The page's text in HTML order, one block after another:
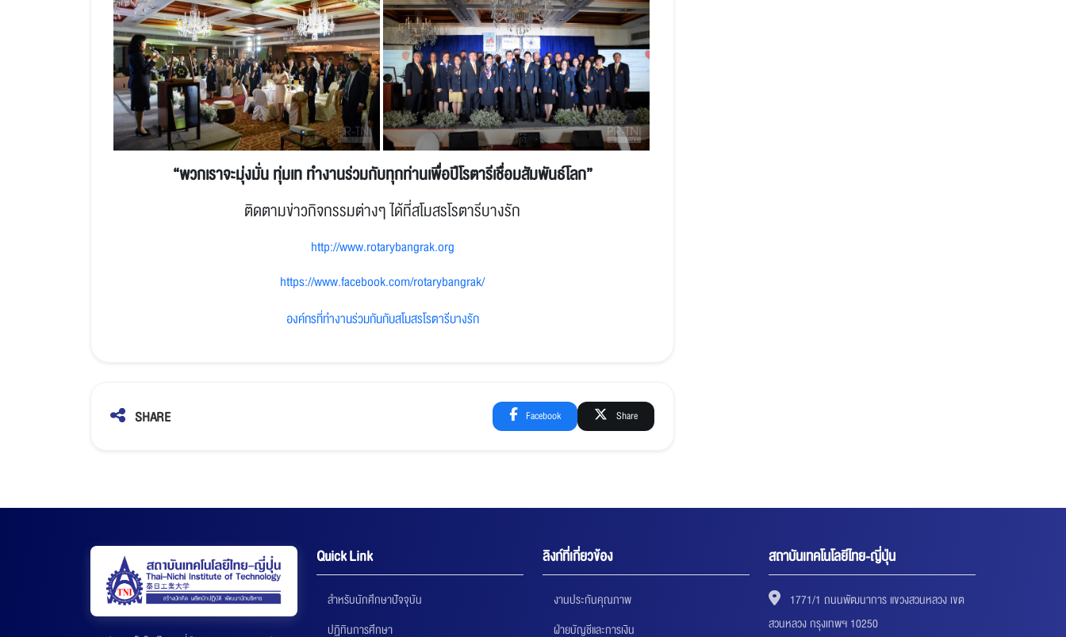
“พวกเราจะมุ่งมั่น ทุ่มเท ทำงานร่วมกับทุกท่านเพื่อปีโรตารีเชื่อมสัมพันธ์โลก”
ติดตามข่าวกิจกรรมต่างๆ ได้ที่สโมสรโรตารีบางรัก
http://www.rotarybangrak.org
https://www.facebook.com/rotarybangrak/
องค์กรที่ทำงานร่วมกันกับสโมสรโรตารีบางรัก
SHARE Facebook Share
Quick Link
สำหรับนักศึกษาปัจจุบัน
ปฏิทินการศึกษา
ลิงก์ที่เกี่ยวข้อง
งานประกันคุณภาพ
ฝ่ายบัญชีและการเงิน
สถาบันเทคโนโลยีไทย-ญี่ปุ่น
1771/1 ถนนพัฒนาการ แขวงสวนหลวง เขต
สวนหลวง กรุงเทพฯ 10250